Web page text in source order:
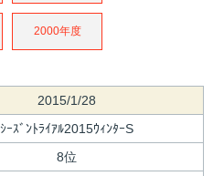
2000年度
2015/1/28
ｼｰｽﾞﾝﾄﾗｲｱﾙ2015ｳｨﾝﾀｰS
8位